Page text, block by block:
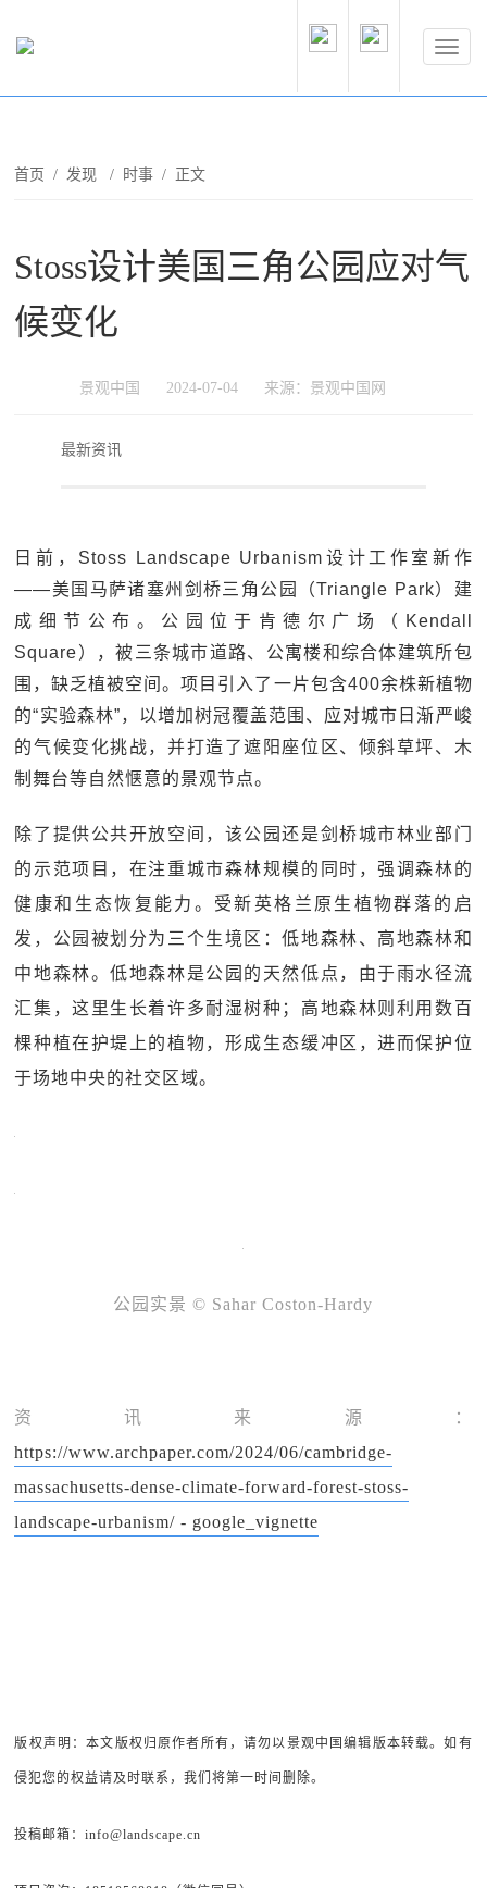
首页 /发现 / 时事 / 正文
Stoss设计美国三角公园应对气
候变化
景观中国 2024-07-04 来源：景观中国网
最新资讯
日前，Stoss Landscape Urbanism设计工作室新作
——美国马萨诸塞州剑桥三角公园（Triangle Park）建
成细节公布。公园位于肯德尔广场（Kendall
Square），被三条城市道路、公寓楼和综合体建筑所包
围，缺乏植被空间。项目引入了一片包含400余株新植物
的“实验森林”，以增加树冠覆盖范围、应对城市日渐严峻
的气候变化挑战，并打造了遮阳座位区、倾斜草坪、木
制舞台等自然惬意的景观节点。
除了提供公共开放空间，该公园还是剑桥城市林业部门
的示范项目，在注重城市森林规模的同时，强调森林的
健康和生态恢复能力。受新英格兰原生植物群落的启
发，公园被划分为三个生境区：低地森林、高地森林和
中地森林。低地森林是公园的天然低点，由于雨水径流
汇集，这里生长着许多耐湿树种；高地森林则利用数百
棵种植在护堤上的植物，形成生态缓冲区，进而保护位
于场地中央的社交区域。
公园实景© Sahar Coston-Hardy
资讯来源：
https://www.archpaper.com/2024/06/cambridge-
massachusetts-dense-climate-forward-forest-stoss-
landscape-urbanism/ - google_vignette
版权声明：本文版权归原作者所有，请勿以景观中国编辑版本转载。如有
侵犯您的权益请及时联系，我们将第一时间删除。
投稿邮箱：info@landscape.cn